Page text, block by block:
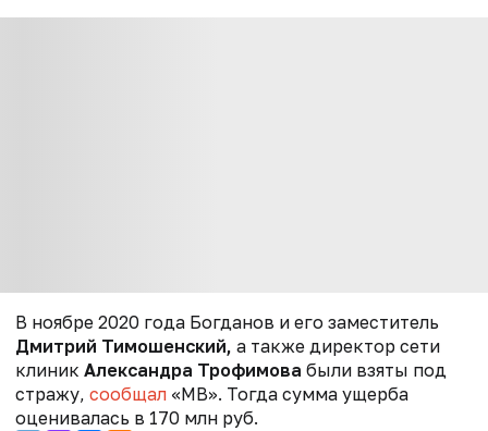
В ноябре 2020 года Богданов и его заместитель
Дмитрий Тимошенский, а также директор сети
клиник Александра Трофимова были взяты под
стражу, сообщал «МВ». Тогда сумма ущерба
оценивалась в 170 млн руб.